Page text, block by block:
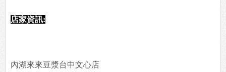
店家資訊:
內湖來來豆漿台中文心店